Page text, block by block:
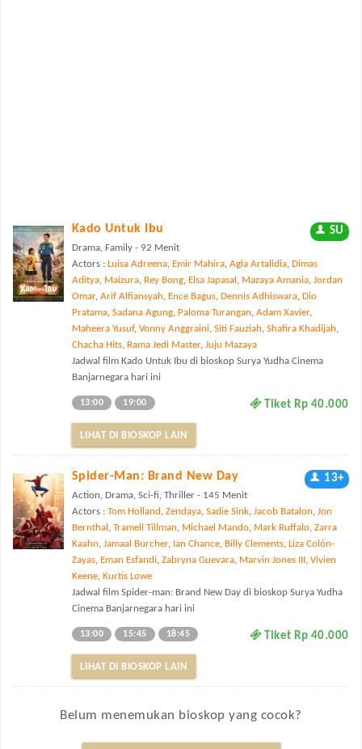
Kado Untuk Ibu SU
Drama, Family - 92 Menit
Actors : Luisa Adreena, Emir Mahira, Agla Artalidia, Dimas
Aditya, Maizura, Rey Bong, Elsa Japasal , Mazaya Amania, Jordan
Omar, Arif Alfiansyah, Ence Bagus, Dennis Adhiswara, Dio
Pratama, Sadana Agung, Paloma Turangan, Adam Xavier,
Maheera Yusuf, Vonny Anggraini, Siti Fauziah, Shafira Khadijah,
Chacha Hits, Rama Jedi Master, Juju Mazaya
Jadwal film Kado Untuk Ibu di bioskop Surya Yudha Cinema
Banjarnegara hari ini
Tiket Rp 40.000
13:00 19:00
LIHAT DI BIOSKOP LAIN
Spider-Man: Brand New Day 13+
Action, Drama, Sci-fi, Thriller - 145 Menit
Actors : Tom Holland , Zendaya, Sadie Sink, Jacob Batalon, Jon
Bernthal , Tramell Tillman, Michael Mando, Mark Ruffalo, Zarra
Kaahn, Jamaal Burcher, Ian Chance, Billy Clements, Liza Colón-
Zayas, Eman Esfandi, Zabryna Guevara, Marvin Jones III, Vivien
Keene, Kurtis Lowe
Jadwal film Spider-man: Brand New Day di bioskop Surya Yudha
Cinema Banjarnegara hari ini
Tiket Rp 40.000
13:00 15:45 18:45
LIHAT DI BIOSKOP LAIN
Belum menemukan bioskop yang cocok?